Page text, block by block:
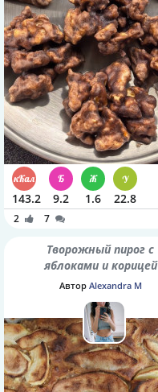
143.2 9.2 1.6 22.8
2 7
Творожный пирог с
яблоками и корицей
Автор Alexandra M